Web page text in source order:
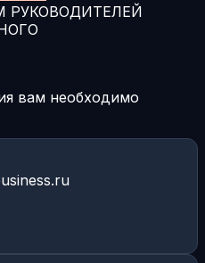
РУКОВОДИТЕЛЕЙ
вам необходимо